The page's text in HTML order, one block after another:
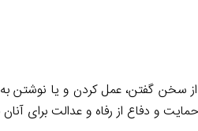
سخن گفتن، عمل کردن و یا نوشتن
و دفاع از رفاه و عدالت برای